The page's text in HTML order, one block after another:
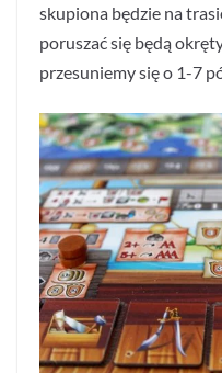
skupiona będzie na
poruszać się będą
przesuniemy się o 1-7